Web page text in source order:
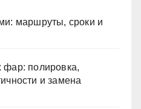
маршруты, сроки и
фар: полировка,
и замена